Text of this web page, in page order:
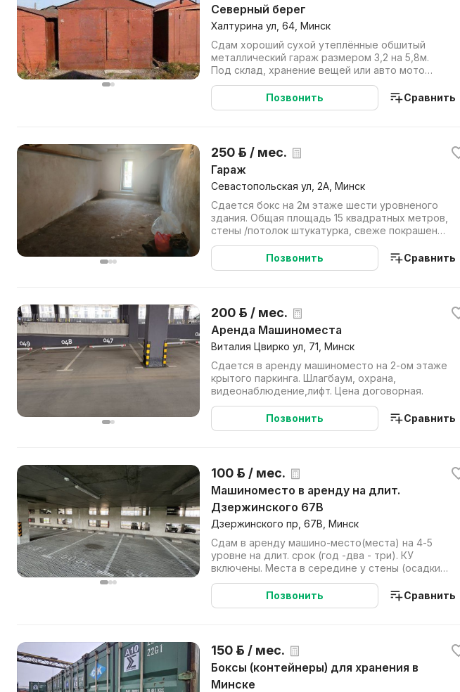
Северный берег
Халтурина ул, 64, Минск
Сдам хороший сухой утеплённые обшитый
металлический гараж размером 3,2 на 5,8м.
Под склад, хранение вещей или авто мото
транспорта на длительный срок....
Позвонить
Сравнить
250 р. / мес.
Гараж
Севастопольская ул, 2А, Минск
Сдается бокс на 2м этаже шести уровненого
здания. Общая площадь 15 квадратных метров,
стены /потолок штукатурка, свеже покрашено,
есть окно, рядом с б...
Позвонить
Сравнить
200 р. / мес.
Аренда Машиноместа
Виталия Цвирко ул, 71, Минск
Сдается в аренду машиноместо на 2-ом этаже
крытого паркинга. Шлагбаум, охрана,
видеонаблюдение,лифт. Цена договорная.
Позвонить Сравнить
100 р. / мес.
Машиноместо в аренду на длит.
Дзержинского 67В
Дзержинского пр, 67В, Минск
Сдам в аренду машино-место(места) на 4-5
уровне на длит. срок (год -два - три). КУ
включены. Места в середине у стены (осадки
не будут попадать на а...
Позвонить
Сравнить
150 р. / мес.
Боксы (контейнеры) для хранения в
Минске